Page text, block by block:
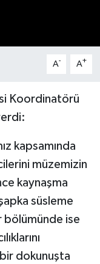
A- A+
Koordinatörü
kapsamında
müzemizin
kaynaşma
süsleme
bölümünde ise
dokunuşta